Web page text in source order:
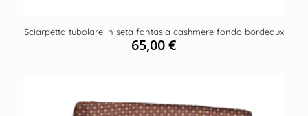
Sciarpetta tubolare in seta fantasia cashmere fondo bordeaux
65,00€